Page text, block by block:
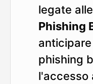
legate
Phishing
phishing
l'accesso